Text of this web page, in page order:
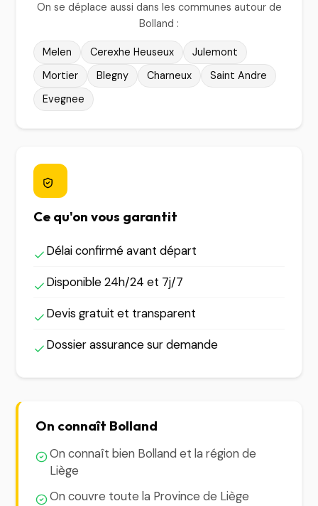
On se déplace aussi dans les communes autour de
Bolland :
Melen Cerexhe Heuseux
Julemont
Mortier
Blegny Charneux
Saint Andre
Evegnee
Ce qu'on vous garantit
Délai confirmé avant départ
Disponible 24h/24 et 7j/7
Devis gratuit et transparent
Dossier assurance sur demande
On connaît Bolland
On connaît bien Bolland et la région de
Liège
On couvre toute la Province de Liège